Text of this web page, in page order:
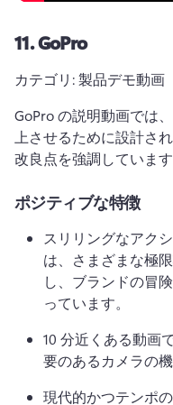
11.GoPro
カテゴリ: 製品デモ動画
GoPro の説明動画では
上させるために設計さ
改良点を強調しています
ポジティブな特徴
スリリングなアク
は、さまざまな極
し、ブランドの冒
っています。
10 分近くある動画
要のあるカメラの
現代的かつテンポ